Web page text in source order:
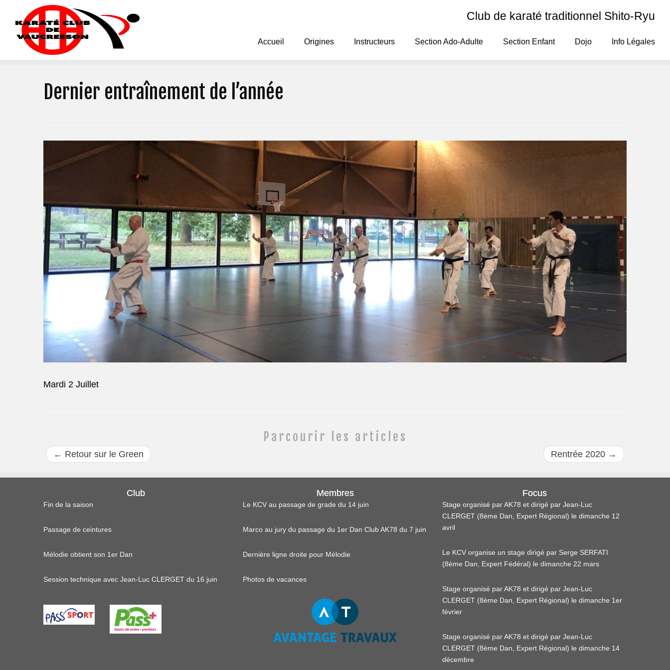
Club de karaté traditionnel Shito-Ryu
Accueil Origines Instructeurs Section Ado-Adulte Section Enfant Dojo Info Légales
Dernier entraînement de l’année
Mardi 2 Juillet
Parcourir les articles
← Retour sur le Green Rentrée 2020 →
Club
Fin de la saison
Passage de ceintures
Mélodie obtient son 1er Dan
Session technique avec Jean-Luc CLERGET du 16 juin
Membres
Le KCV au passage de grade du 14 juin
Marco au jury du passage du 1er Dan Club AK78 du 7 juin
Dernière ligne droite pour Mélodie
Photos de vacances
Focus
Stage organisé par AK78 et dirigé par Jean-Luc
CLERGET (8ème Dan, Expert Régional) le dimanche 12
avril
Le KCV organise un stage dirigé par Serge SERFATI
(8ème Dan, Expert Fédéral) le dimanche 22 mars
Stage organisé par AK78 et dirigé par Jean-Luc
CLERGET (8ème Dan, Expert Régional) le dimanche 1er
février
Stage organisé par AK78 et dirigé par Jean-Luc
CLERGET (8ème Dan, Expert Régional) le dimanche 14
décembre